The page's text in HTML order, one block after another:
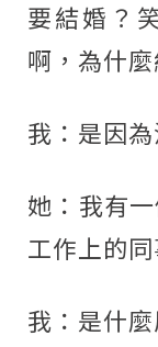
要結婚？
啊，為什麼
我：是因
她：我有
工作上的
我：是什